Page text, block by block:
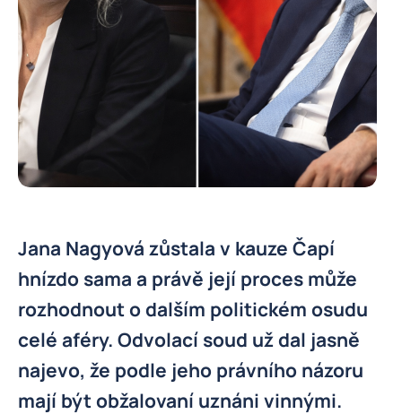
Jana Nagyová zůstala v kauze Čapí
hnízdo sama a právě její proces může
rozhodnout o dalším politickém osudu
celé aféry. Odvolací soud už dal jasně
najevo, že podle jeho právního názoru
mají být obžalovaní uznáni vinnými.